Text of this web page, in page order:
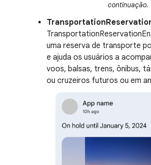
continuação.
uma reserva de transporte
e ajuda os usuários a
voos, balsas, trens, ônibus,
ou cruzeiros futuros ou em